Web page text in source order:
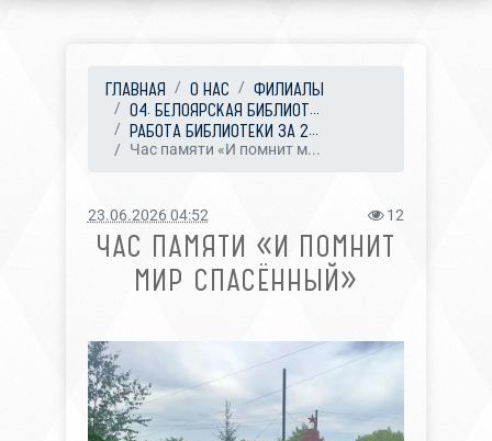
ГЛАВНАЯ О НАС
ФИЛИАЛЫ
04. БЕЛОЯРСКАЯ БИБЛИОТ...
РАБОТА БИБЛИОТЕКИ ЗА 2...
Час памяти «И помнит м...
23.06.2026 04:52 12
ЧАС ПАМЯТИ «И ПОМНИТ
МИР СПАСЁННЫЙ»